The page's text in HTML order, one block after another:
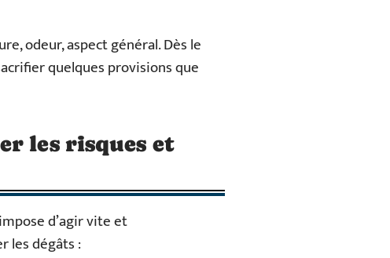
odeur, aspect général. Dès le
quelques provisions que
les risques et
d’agir vite et
les dégâts :